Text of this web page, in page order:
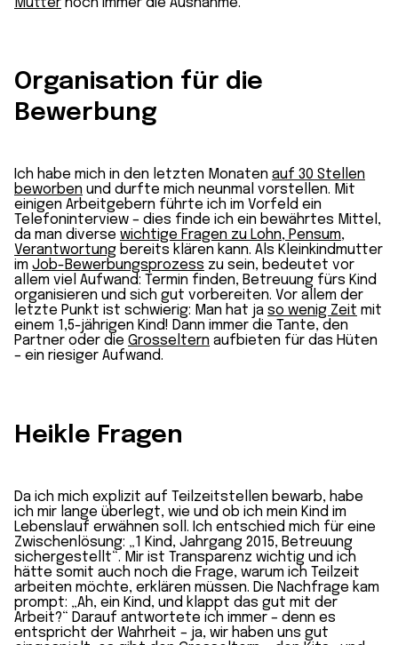
Mütter noch immer die Ausnahme.
Organisation für die
Bewerbung
Ich habe mich in den letzten Monaten auf 30 Stellen
beworben und durfte mich neunmal vorstellen. Mit
einigen Arbeitgebern führte ich im Vorfeld ein
Telefoninterview – dies finde ich ein bewährtes Mittel,
da man diverse wichtige Fragen zu Lohn, Pensum,
Verantwortung bereits klären kann. Als Kleinkindmutter
im Job-Bewerbungsprozess zu sein, bedeutet vor
allem viel Aufwand: Termin finden, Betreuung fürs Kind
organisieren und sich gut vorbereiten. Vor allem der
letzte Punkt ist schwierig: Man hat ja so wenig Zeit mit
einem 1,5-jährigen Kind! Dann immer die Tante, den
Partner oder die Grosseltern aufbieten für das Hüten
– ein riesiger Aufwand.
Heikle Fragen
Da ich mich explizit auf Teilzeitstellen bewarb, habe
ich mir lange überlegt, wie und ob ich mein Kind im
Lebenslauf erwähnen soll. Ich entschied mich für eine
Zwischenlösung: „1 Kind, Jahrgang 2015, Betreuung
sichergestellt“. Mir ist Transparenz wichtig und ich
hätte somit auch noch die Frage, warum ich Teilzeit
arbeiten möchte, erklären müssen. Die Nachfrage kam
prompt: „Ah, ein Kind, und klappt das gut mit der
Arbeit?“ Darauf antwortete ich immer – denn es
entspricht der Wahrheit – ja, wir haben uns gut